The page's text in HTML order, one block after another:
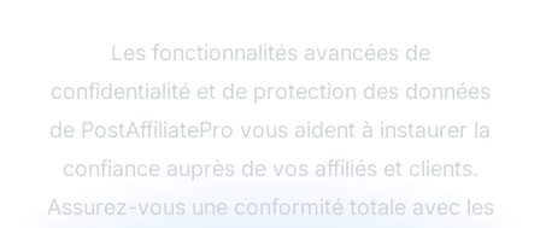
Les fonctionnalités avancées de
confidentialité et de protection des données
de PostAffiliatePro vous aident à instaurer la
confiance auprès de vos affiliés et clients.
Assurez-vous une conformité totale avec les